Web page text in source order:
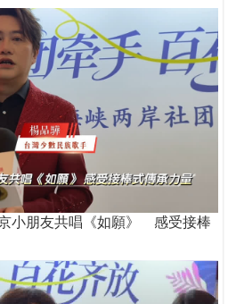
小朋友共唱《如願》 感受接棒